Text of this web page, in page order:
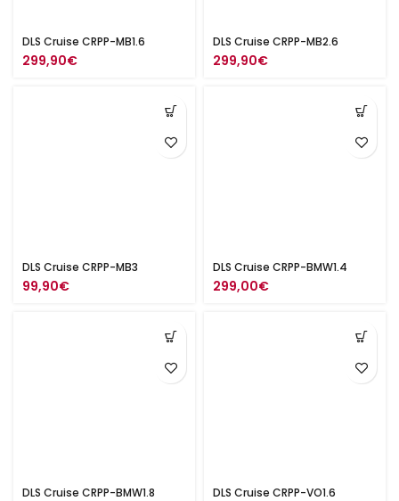
DLS Cruise CRPP-MB1.6
299,90€
DLS Cruise CRPP-MB2.6
299,90€
DLS Cruise CRPP-MB3
99,90€
DLS Cruise CRPP-BMW1.4
299,00€
DLS Cruise CRPP-BMW1.8 DLS Cruise CRPP-VO1.6